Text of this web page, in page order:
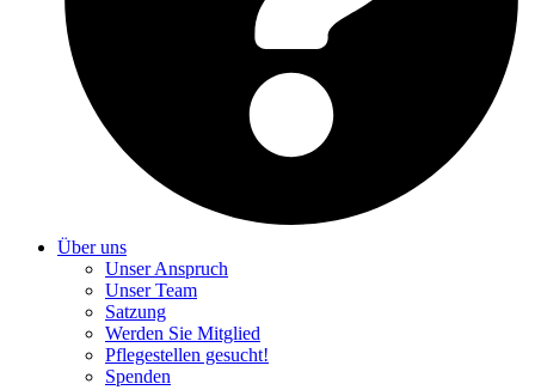
Über uns
Unser Anspruch
Unser Team
Satzung
Werden Sie Mitglied
Pflegestellen gesucht!
Spenden